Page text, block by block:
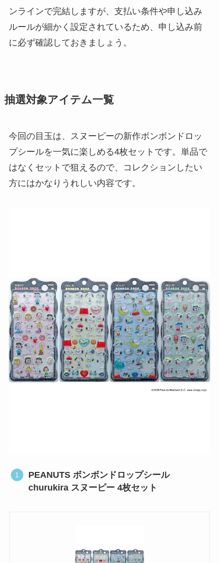
ンラインで完結しますが、支払い条件や申し込み
ルールが細かく設定されているため、申し込み前
に必ず確認しておきましょう。
抽選対象アイテム一覧
今回の目玉は、スヌーピーの新作ボンボンドロッ
プシールを一気に楽しめる4枚セットです。単品で
はなくセットで狙えるので、コレクションしたい
方にはかなりうれしい内容です。
PEANUTS ボンボンドロップシール
churukira スヌーピー 4枚セット